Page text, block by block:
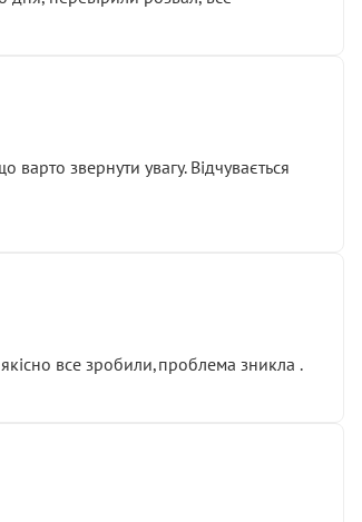
звернути увагу. Відчувається
все зробили,проблема зникла .